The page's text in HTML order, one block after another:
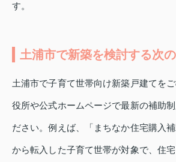
す。
土浦市で新築を検討する次
土浦市で子育て世帯向け新築戸建てを
役所や公式ホームページで最新の補助
ださい。例えば、「まちなか住宅購入
から転入した子育て世帯が対象で、住